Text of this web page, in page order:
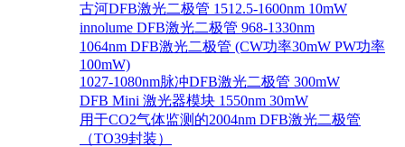
古河DFB激光二极管 1512.5-1600nm 10mW
innolume DFB激光二极管 968-1330nm
1064nm DFB激光二极管 (CW功率30mW PW功率
100mW)
1027-1080nm脉冲DFB激光二极管 300mW
DFB Mini 激光器模块 1550nm 30mW
用于CO2气体监测的2004nm DFB激光二极管
（TO39封装）